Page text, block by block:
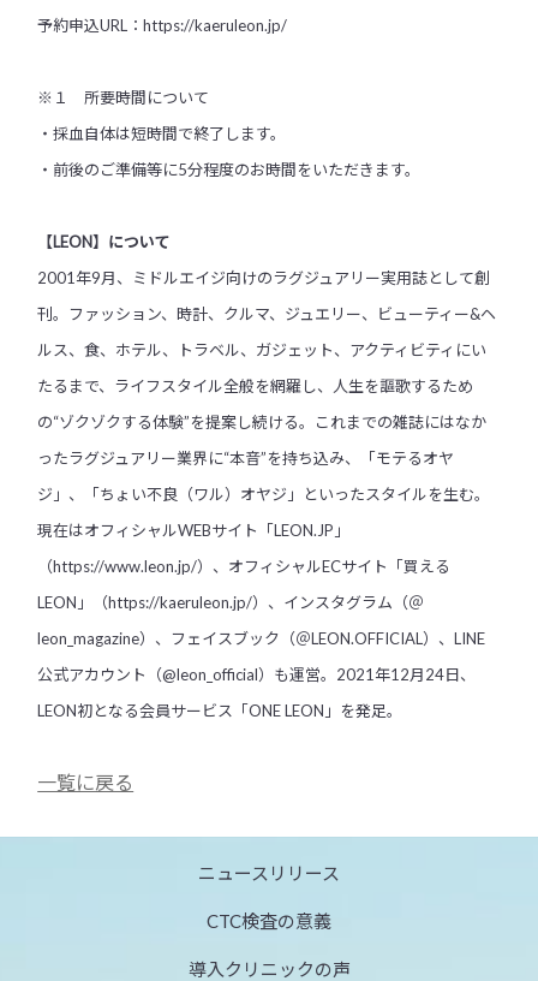
予約申込URL：https://kaeruleon.jp/
※１ 所要時間について
・採血自体は短時間で終了します。
・前後のご準備等に5分程度のお時間をいただきます。
【LEON】について
2001年9月、ミドルエイジ向けのラグジュアリー実用誌として創
刊。ファッション、時計、クルマ、ジュエリー、ビューティー&ヘ
ルス、食、ホテル、トラベル、ガジェット、アクティビティにい
たるまで、ライフスタイル全般を網羅し、人生を謳歌するため
の“ゾクゾクする体験”を提案し続ける。これまでの雑誌にはなか
ったラグジュアリー業界に“本音”を持ち込み、「モテるオヤ
ジ」、「ちょい不良（ワル）オヤジ」といったスタイルを生む。
現在はオフィシャルWEBサイト「LEON.JP」
（https://www.leon.jp/）、オフィシャルECサイト「買える
LEON」（https://kaeruleon.jp/）、インスタグラム（＠
leon_magazine）、フェイスブック（＠LEON.OFFICIAL）、LINE
公式アカウント（@leon_official）も運営。2021年12月24日、
LEON初となる会員サービス「ONE LEON」を発足。
一覧に戻る
ニュースリリース
CTC検査の意義
導入クリニックの声